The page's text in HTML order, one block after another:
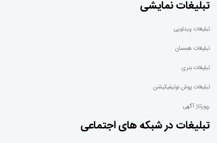
تبلیغات نمایشی
تبلیغات ویدئویی
تبلیغات همسان
تبلیغات بنری
تبلیغات پوش نوتیفیکیشن
رپورتاژ آگهی
تبلیغات در شبکه های اجتماعی